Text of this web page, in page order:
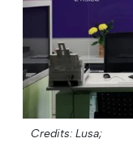
Credits: Lusa;